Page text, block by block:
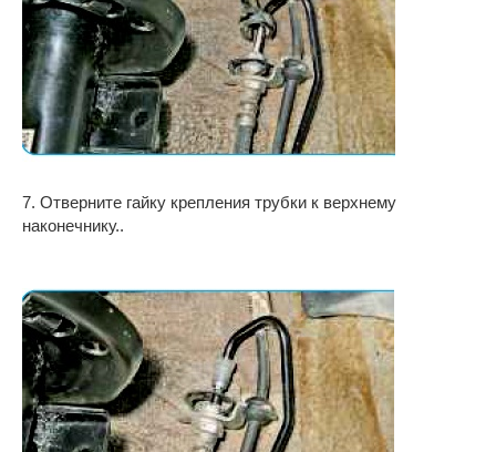
7. Отверните гайку крепления трубки к верхнему
наконечнику..